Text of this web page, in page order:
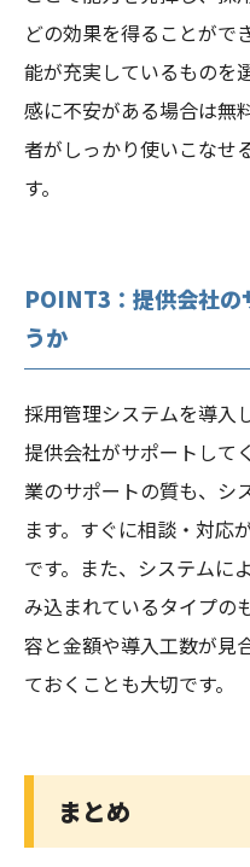
どの効果を得ることがで
能が充実しているものを
感に不安がある場合は無
者がしっかり使いこなせ
す。
POINT3：提供会社の
うか
採用管理システムを導入
提供会社がサポートして
業のサポートの質も、シ
ます。すぐに相談・対応
です。また、システムに
み込まれているタイプの
容と金額や導入工数が見
ておくことも大切です。
まとめ